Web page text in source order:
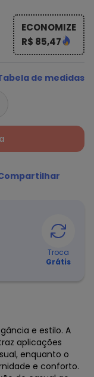
ECONOMIZE
R$ 85,47
de medidas
Troca
Grátis
e estilo. A
aplicações
enquanto o
e conforto.